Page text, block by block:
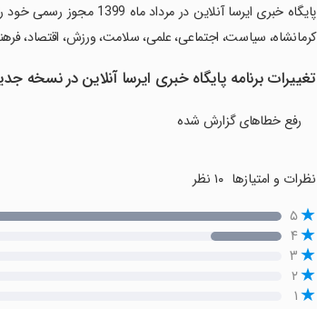
‏‏‏پایگاه خبری ایرسا
کرمانشاه، سیاست، اجتماعی، علمی، سلامت، ورزش، اقتصاد،
تغییرات برنامه ‏‏‏پایگاه خبری ایرسا آنلاین در نسخه
رفع خطاهای گزارش شده
نظرات و امتیازها ۱۰ نظر
۵
۴
۳
۲
۱